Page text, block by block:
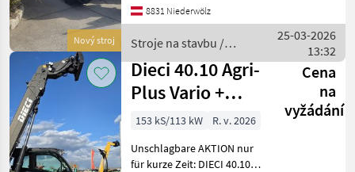
Nový stroj
3000 - 4300 kg Hubkraft
Palivo: , závesné zar
8831 Niederwölz
Stroje na stavbu /
Massey Ferguson
25-03-2026
13:32
Dieci 40.10 Agri-
Plus Vario +
Black Edition
AKTION
Cena
na
vyžádání
153 kS/113 kW
R. v. 2026
Unschlagbare AKTION nur
für kurze Zeit: DIECI 40.10